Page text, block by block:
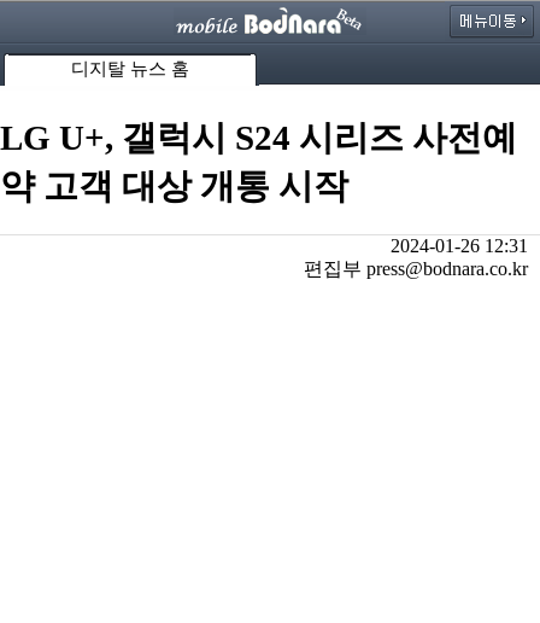
디지탈 뉴스 홈
LG U+, 갤럭시 S24 시리즈 사전예
약 고객 대상 개통 시작
2024-01-26 12:31
편집부 press@bodnara.co.kr